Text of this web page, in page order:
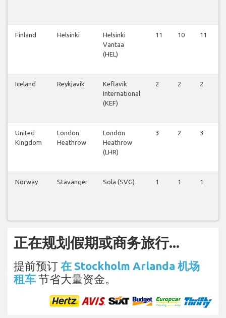
Finland Helsinki
Helsinki
Vantaa
(HEL)
11 10 11
Iceland Reykjavik
Keflavik
International
(KEF)
2 2 2
United
Kingdom
London
Heathrow
London
Heathrow
(LHR)
3 2 3
Norway Stavanger Sola (SVG) 1 1 1
正在规划假期或商务旅行...
提前预订 在 Stockholm Arlanda 机场
租车 节省大量资金。